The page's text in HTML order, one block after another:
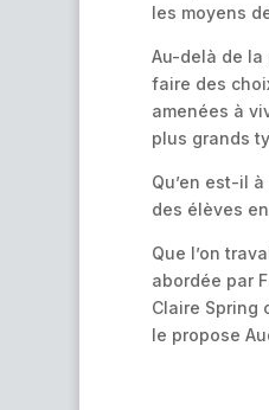
les moyens
Au-delà de la
faire des
amenées à
plus grands
Qu’en est-il
des élèves
Que l’on
abordée par
Claire Spring
le propose